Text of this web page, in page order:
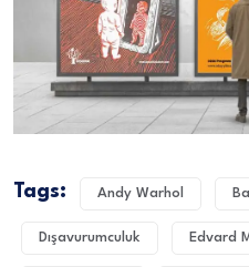
Tags: Andy Warhol
Dışavurumculuk Edvard